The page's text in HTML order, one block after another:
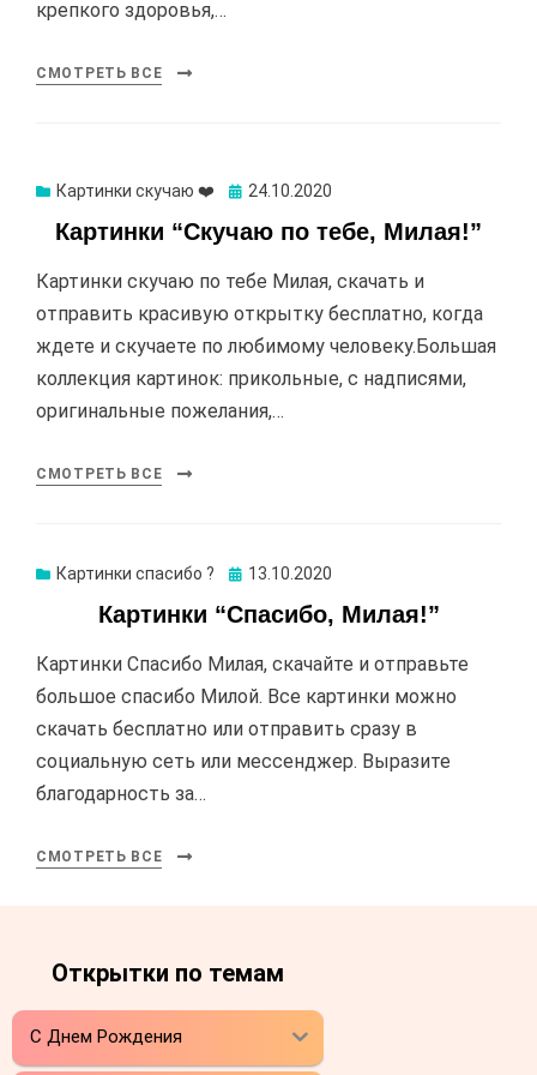
крепкого здоровья,…
СМОТРЕТЬ ВСЕ
Картинки скучаю ❤️ Опубликовано
24.10.2020
Картинки “Скучаю по тебе, Милая!”
Картинки скучаю по тебе Милая, скачать и
отправить красивую открытку бесплатно, когда
ждете и скучаете по любимому человеку.Большая
коллекция картинок: прикольные, с надписями,
оригинальные пожелания,…
СМОТРЕТЬ ВСЕ
Картинки спасибо ? Опубликовано
13.10.2020
Картинки “Спасибо, Милая!”
Картинки Спасибо Милая, скачайте и отправьте
большое спасибо Милой. Все картинки можно
скачать бесплатно или отправить сразу в
социальную сеть или мессенджер. Выразите
благодарность за…
СМОТРЕТЬ ВСЕ
Открытки по темам
С Днем Рождения